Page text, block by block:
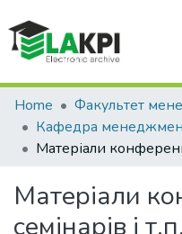
Communities & Collections
All of DSpace
Home
Матеріали
семінарів і